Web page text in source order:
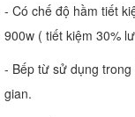
- Có chế độ hầm tiết
900w ( tiết kiệm 30%
- Bếp từ sử dụng
gian.